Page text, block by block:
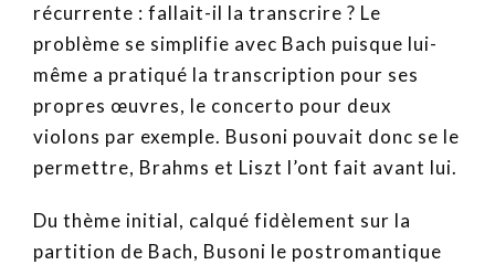
récurrente : fallait-il la transcrire ? Le
problème se simplifie avec Bach puisque lui-
même a pratiqué la transcription pour ses
propres œuvres, le concerto pour deux
violons par exemple. Busoni pouvait donc se le
permettre, Brahms et Liszt l’ont fait avant lui.
Du thème initial, calqué fidèlement sur la
partition de Bach, Busoni le postromantique